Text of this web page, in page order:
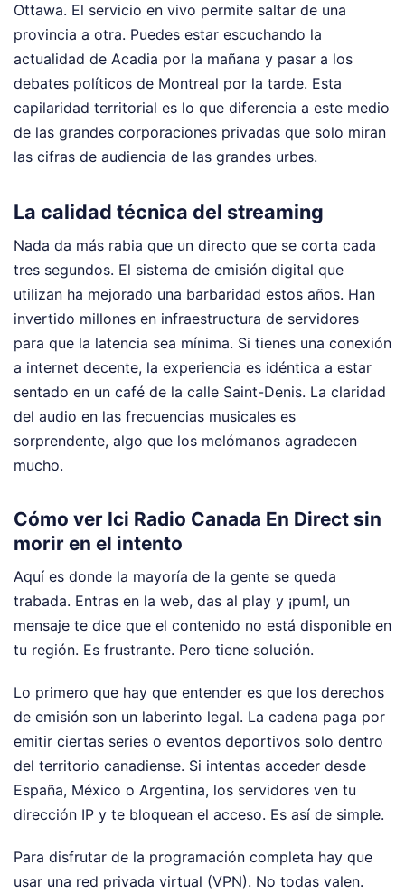
Ottawa. El servicio en vivo permite saltar de una
provincia a otra. Puedes estar escuchando la
actualidad de Acadia por la mañana y pasar a los
debates políticos de Montreal por la tarde. Esta
capilaridad territorial es lo que diferencia a este medio
de las grandes corporaciones privadas que solo miran
las cifras de audiencia de las grandes urbes.
La calidad técnica del streaming
Nada da más rabia que un directo que se corta cada
tres segundos. El sistema de emisión digital que
utilizan ha mejorado una barbaridad estos años. Han
invertido millones en infraestructura de servidores
para que la latencia sea mínima. Si tienes una conexión
a internet decente, la experiencia es idéntica a estar
sentado en un café de la calle Saint-Denis. La claridad
del audio en las frecuencias musicales es
sorprendente, algo que los melómanos agradecen
mucho.
Cómo ver Ici Radio Canada En Direct sin
morir en el intento
Aquí es donde la mayoría de la gente se queda
trabada. Entras en la web, das al play y ¡pum!, un
mensaje te dice que el contenido no está disponible en
tu región. Es frustrante. Pero tiene solución.
Lo primero que hay que entender es que los derechos
de emisión son un laberinto legal. La cadena paga por
emitir ciertas series o eventos deportivos solo dentro
del territorio canadiense. Si intentas acceder desde
España, México o Argentina, los servidores ven tu
dirección IP y te bloquean el acceso. Es así de simple.
Para disfrutar de la programación completa hay que
usar una red privada virtual (VPN). No todas valen.